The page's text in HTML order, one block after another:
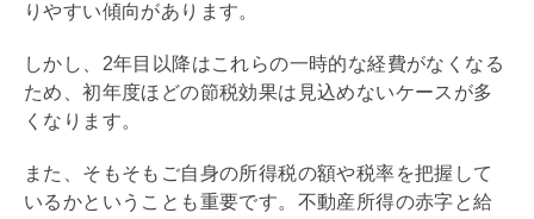
りやすい傾向があります。
しかし、2年目以降はこれらの一時的な経費がなくなる
ため、初年度ほどの節税効果は見込めないケースが多
くなります。
また、そもそもご自身の所得税の額や税率を把握して
いるかということも重要です。不動産所得の赤字と給